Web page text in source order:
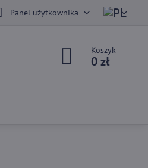
Panel użytkownika
Koszyk
0 zł